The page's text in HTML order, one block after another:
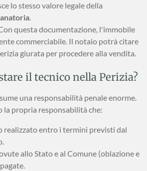
lo stesso valore legale della
.
questa documentazione, l'immobile
commerciabile. Il notaio potrà citare
giurata per procedere alla vendita.
il tecnico nella Perizia?
una responsabilità penale enorme.
la propria responsabilità che:
realizzato entro i termini previsti dal
allo Stato e al Comune (oblazione e